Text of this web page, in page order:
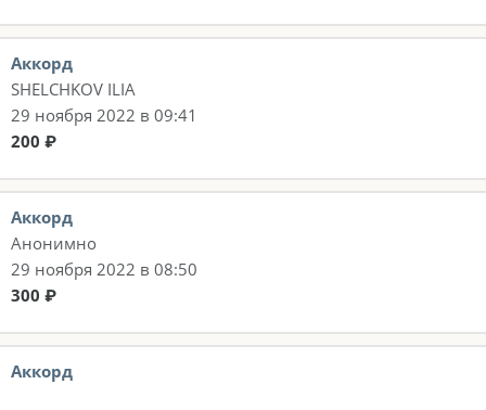
Аккорд
SHELCHKOV ILIA
29 ноября 2022 в 09:41
200 ₽
Аккорд
Анонимно
29 ноября 2022 в 08:50
300 ₽
Аккорд